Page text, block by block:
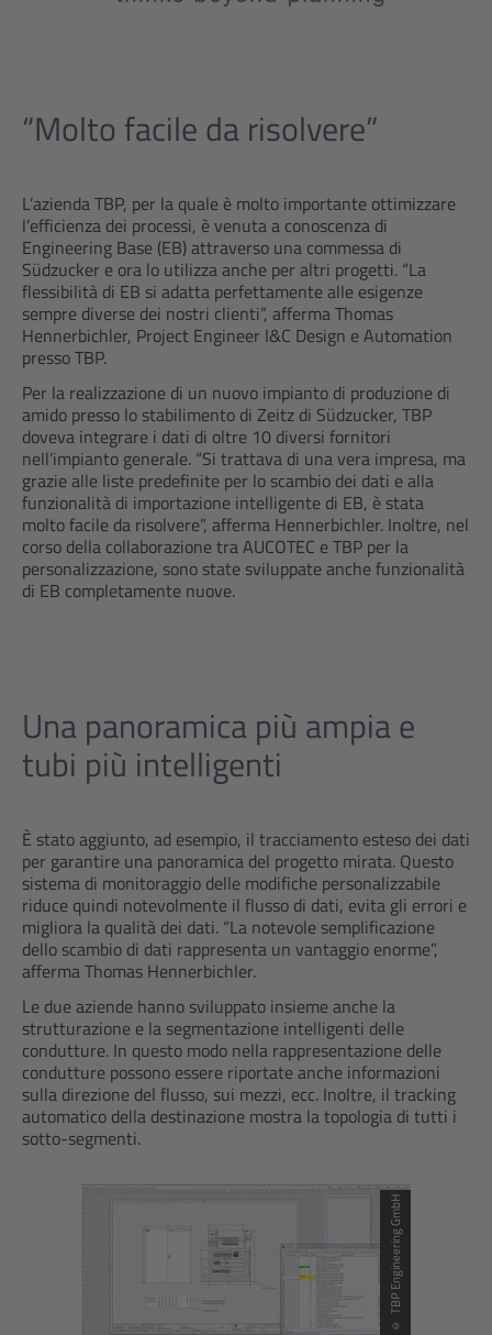
“Molto facile da risolvere”
L’azienda TBP, per la quale è molto importante ottimizzare
l’efficienza dei processi, è venuta a conoscenza di
Engineering Base (EB) attraverso una commessa di
Südzucker e ora lo utilizza anche per altri progetti. “La
flessibilità di EB si adatta perfettamente alle esigenze
sempre diverse dei nostri clienti”, afferma Thomas
Hennerbichler, Project Engineer I&C Design e Automation
presso TBP.
Per la realizzazione di un nuovo impianto di produzione di
amido presso lo stabilimento di Zeitz di Südzucker, TBP
doveva integrare i dati di oltre 10 diversi fornitori
nell’impianto generale. “Si trattava di una vera impresa, ma
grazie alle liste predefinite per lo scambio dei dati e alla
funzionalità di importazione intelligente di EB, è stata
molto facile da risolvere”, afferma Hennerbichler. Inoltre, nel
corso della collaborazione tra AUCOTEC e TBP per la
personalizzazione, sono state sviluppate anche funzionalità
di EB completamente nuove.
Una panoramica più ampia e
tubi più intelligenti
È stato aggiunto, ad esempio, il tracciamento esteso dei dati
per garantire una panoramica del progetto mirata. Questo
sistema di monitoraggio delle modifiche personalizzabile
riduce quindi notevolmente il flusso di dati, evita gli errori e
migliora la qualità dei dati. “La notevole semplificazione
dello scambio di dati rappresenta un vantaggio enorme”,
afferma Thomas Hennerbichler.
Le due aziende hanno sviluppato insieme anche la
strutturazione e la segmentazione intelligenti delle
condutture. In questo modo nella rappresentazione delle
condutture possono essere riportate anche informazioni
sulla direzione del flusso, sui mezzi, ecc. Inoltre, il tracking
automatico della destinazione mostra la topologia di tutti i
sotto-segmenti.
© TBP Engineering GmbH